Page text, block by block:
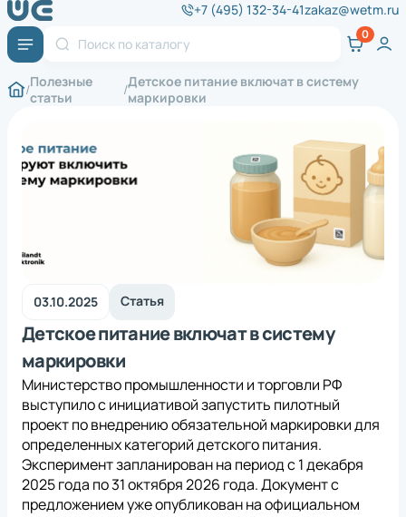
+7 (495) 132-34-41zakaz@wetm.ru
Полезные
статьи
Детское питание включат в систему
маркировки
03.10.2025 Статья
Детское питание включат в систему
маркировки
Министерство промышленности и торговли РФ
выступило с инициативой запустить пилотный
проект по внедрению обязательной маркировки для
определенных категорий детского питания.
Эксперимент запланирован на период с 1 декабря
2025 года по 31 октября 2026 года. Документ с
предложением уже опубликован на официальном